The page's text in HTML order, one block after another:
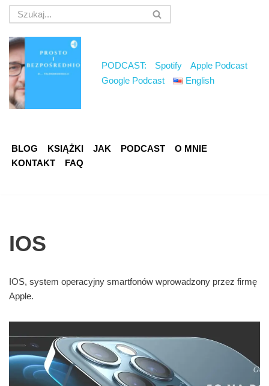
do
treści
PODCAST: Spotify
Apple Podcast
Google Podcast
English
BLOG KSIĄŻKI JAK PODCAST
O MNIE
KONTAKT
FAQ
IOS
IOS, system operacyjny smartfonów wprowadzony przez firmę
Apple.